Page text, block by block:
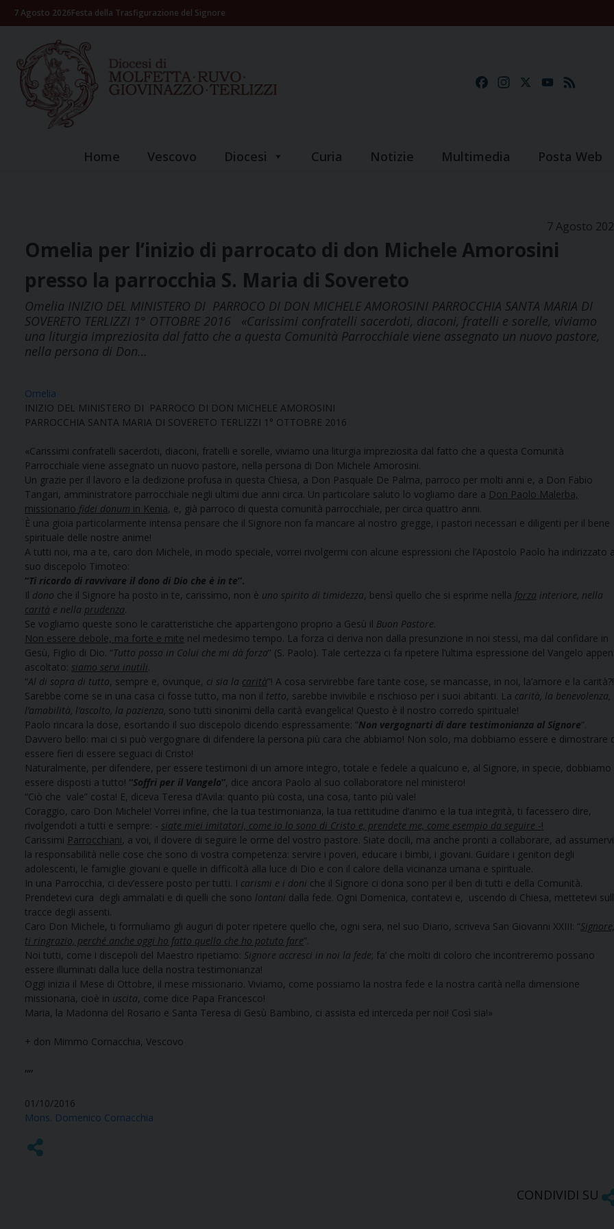
Skip7 Agosto 2026Festa della Trasfigurazione del Signore
FacebookInstagramYouTube
Home Vescovo Diocesi Curia Notizie Multimedia Posta Web
7 Agosto
Omelia per l’inizio di parrocato di don Michele Amorosini
presso la parrocchia S. Maria di Sovereto
Omelia INIZIO DEL MINISTERO DI PARROCO DI DON MICHELE AMOROSINI PARROCCHIA SANTA MARIA DI
SOVERETO TERLIZZI 1° OTTOBRE 2016 «Carissimi confratelli sacerdoti, diaconi, fratelli e sorelle, viviamo
una liturgia impreziosita dal fatto che a questa Comunità Parrocchiale viene assegnato un nuovo pastore,
nella persona di Don…
Omelia
INIZIO DEL MINISTERO DI PARROCO DI DON MICHELE AMOROSINI
PARROCCHIA SANTA MARIA DI SOVERETO TERLIZZI 1° OTTOBRE 2016
«Carissimi confratelli sacerdoti, diaconi, fratelli e sorelle, viviamo una liturgia impreziosita dal fatto che a questa Comunità
Parrocchiale viene assegnato un nuovo pastore, nella persona di Don Michele Amorosini.
Un grazie per il lavoro e la dedizione profusa in questa Chiesa, a Don Pasquale De Palma, parroco per molti anni e, a Don Fabio
Tangari, amministratore parrocchiale negli ultimi due anni circa. Un particolare saluto lo vogliamo dare a Don Paolo Malerba,
missionario fidei donum in Kenia, e, già parroco di questa comunità parrocchiale, per circa quattro anni.
È una gioia particolarmente intensa pensare che il Signore non fa mancare al nostro gregge, i pastori necessari e diligenti per il bene
spirituale delle nostre anime!
A tutti noi, ma a te, caro don Michele, in modo speciale, vorrei rivolgermi con alcune espressioni che l’Apostolo Paolo ha indirizzato
suo discepolo Timoteo:
“Ti ricordo di ravvivare il dono di Dio che è in te”.
Il dono che il Signore ha posto in te, carissimo, non è uno spirito di timidezza, bensì quello che si esprime nella forza interiore, nella
carità e nella prudenza.
Se vogliamo queste sono le caratteristiche che appartengono proprio a Gesù il Buon Pastore.
Non essere debole, ma forte e mite nel medesimo tempo. La forza ci deriva non dalla presunzione in noi stessi, ma dal confidare in
Gesù, Figlio di Dio. “Tutto posso in Colui che mi dà forza” (S. Paolo). Tale certezza ci fa ripetere l’ultima espressione del Vangelo
ascoltato: siamo servi inutili.
“Al di sopra di tutto, sempre e, ovunque, ci sia la carità”! A cosa servirebbe fare tante cose, se mancasse, in noi, la’amore e la carità?!
Sarebbe come se in una casa ci fosse tutto, ma non il tetto, sarebbe invivibile e rischioso per i suoi abitanti. La carità, la benevolenza,
l’amabilità, l’ascolto, la pazienza, sono tutti sinonimi della carità evangelica! Questo è il nostro corredo spirituale!
Paolo rincara la dose, esortando il suo discepolo dicendo espressamente: “Non vergognarti di dare testimonianza al Signore”.
Davvero bello: mai ci si può vergognare di difendere la persona più cara che abbiamo! Non solo, ma dobbiamo essere e dimostrare
essere fieri di essere seguaci di Cristo!
Naturalmente, per difendere, per essere testimoni di un amore integro, totale e fedele a qualcuno e, al Signore, in specie, dobbiamo
essere disposti a tutto! “Soffri per il Vangelo”, dice ancora Paolo al suo collaboratore nel ministero!
“Ciò che vale” costa! E, diceva Teresa d’Avila: quanto più costa, una cosa, tanto più vale!
Coraggio, caro Don Michele! Vorrei infine, che la tua testimonianza, la tua rettitudine d’animo e la tua integrità, ti facessero dire,
rivolgendoti a tutti e sempre: - siate miei imitatori, come io lo sono di Cristo e, prendete me, come esempio da seguire -!
Carissimi Parrocchiani, a voi, il dovere di seguire le orme del vostro pastore. Siate docili, ma anche pronti a collaborare, ad assumervi
la responsabilità nelle cose che sono di vostra competenza: servire i poveri, educare i bimbi, i giovani. Guidare i genitori degli
adolescenti, le famiglie giovani e quelle in difficoltà alla luce di Dio e con il calore della vicinanza umana e spirituale.
In una Parrocchia, ci dev’essere posto per tutti. I carismi e i doni che il Signore ci dona sono per il ben di tutti e della Comunità.
Prendetevi cura degli ammalati e di quelli che sono lontani dalla fede. Ogni Domenica, contatevi e, uscendo di Chiesa, mettetevi
tracce degli assenti.
Caro Don Michele, ti formuliamo gli auguri di poter ripetere quello che, ogni sera, nel suo Diario, scriveva San Giovanni XXIII: “Signore,
ti ringrazio, perché anche oggi ho fatto quello che ho potuto fare”.
Noi tutti, come i discepoli del Maestro ripetiamo: Signore accresci in noi la fede; fa’ che molti di coloro che incontreremo possano
essere illuminati dalla luce della nostra testimonianza!
Oggi inizia il Mese di Ottobre, il mese missionario. Viviamo, come possiamo la nostra fede e la nostra carità nella dimensione
missionaria, cioè in uscita, come dice Papa Francesco!
Maria, la Madonna del Rosario e Santa Teresa di Gesù Bambino, ci assista ed interceda per noi! Così sia!»
+ don Mimmo Cornacchia, Vescovo
””
01/10/2016
Mons. Domenico Cornacchia
CONDIVIDI SU